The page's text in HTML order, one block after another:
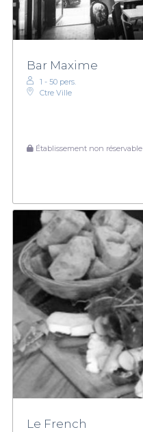
Bar Maxime
1 - 50 pers.
Ctre Ville
Établissement non réservable
Le French